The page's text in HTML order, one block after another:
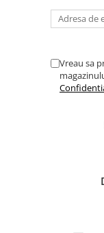
Vreau sa